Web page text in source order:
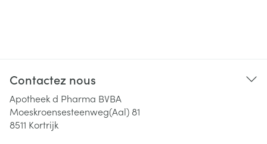
Contactez nous
Apotheek d Pharma BVBA
Moeskroensesteenweg(Aal) 81
8511 Kortrijk